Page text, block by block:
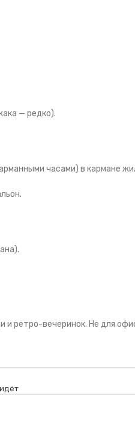
— редко).
часами) в кармане
и ретро-вечеринок. Не для